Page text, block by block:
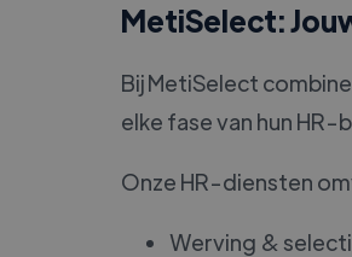
MetiSelect:
Bij MetiSelect
elke fase van hun
Onze HR-diensten
Werving &